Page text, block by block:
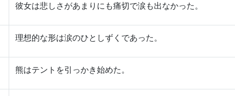
彼女は悲しさがあまりにも痛切で涙も出なかった。
理想的な形は涙のひとしずくであった。
熊はテントを引っかき始めた。